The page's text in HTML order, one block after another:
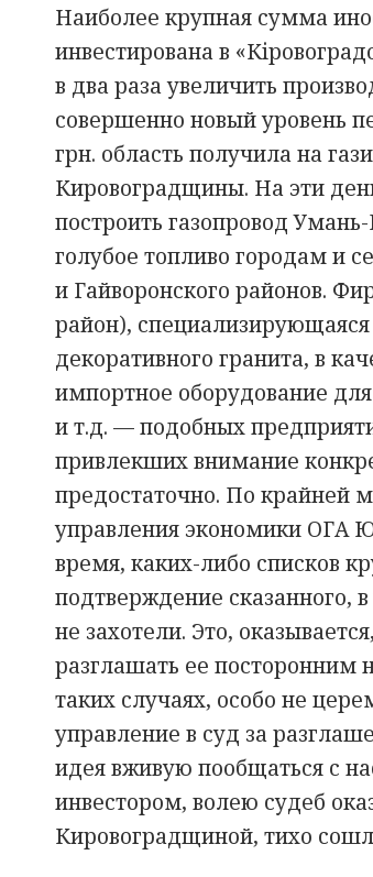
Наиболее крупная сумма
инвестирована в
в два раза увеличить
совершенно новый уровень
грн. область получила на
Кировоградщины. На эти
построить газопровод
голубое топливо городам и
и Гайворонского районов.
район),
декоративного гранита, в
импортное оборудование
и т.д. — подобных
привлекших внимание
предостаточно. По крайней
управления экономики ОГА
время, каких-либо списков
подтверждение сказанного,
не захотели. Это,
разглашать ее посторонним
таких случаях, особо не
управление в суд за
идея вживую пообщаться с
инвестором, волею судеб
Кировоградщиной, тихо